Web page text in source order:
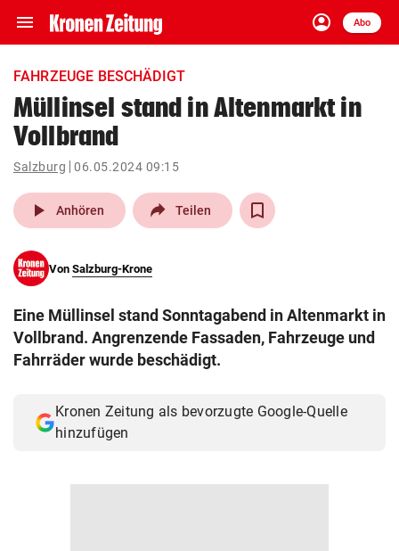
menu Navigation
ein-/ausklappen
account_circle
Anmelden
Abo
close Schließen
account_circle Anmelden
pin_drop
Wien arrow_right
search
eingeben
© Krone Multimedia GmbH & Co KG 2026
Muthgasse 2, 1190 Wien
FAHRZEUGE BESCHÄDIGT
Müllinsel stand in Altenmarkt in
Vollbrand
Salzburg 06.05.2024 09:15
play_arrow Anhören Teilen
Von Salzburg-Krone
Eine Müllinsel stand Sonntagabend in Altenmarkt in
Vollbrand. Angrenzende Fassaden, Fahrzeuge und
Fahrräder wurde beschädigt.
Kronen Zeitung als bevorzugte Google-Quelle
hinzufügen